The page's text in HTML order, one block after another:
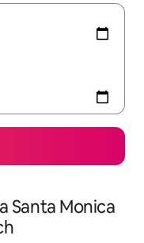
Santa Monica